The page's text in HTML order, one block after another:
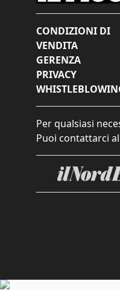
CONDIZIONI DI
VENDITA
GERENZA
PRIVACY
Per qualsiasi
Puoi contattarci